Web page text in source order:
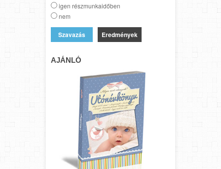
igen részmunkaidőben
nem
Eredmények
AJÁNLÓ